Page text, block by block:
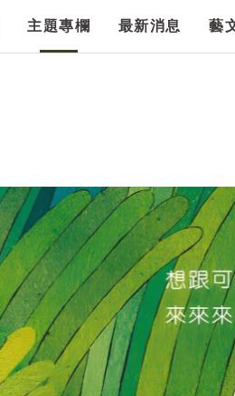
主題專欄 最新消息 藝